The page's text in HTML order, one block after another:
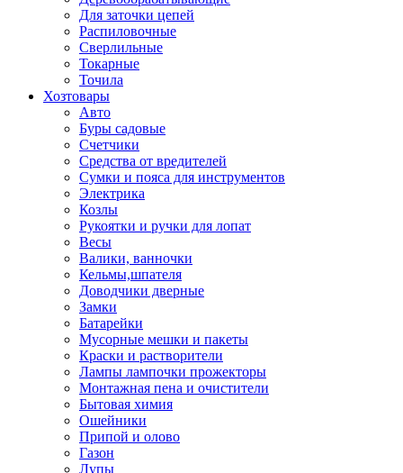
Для заточки цепей
Распиловочные
Сверлильные
Токарные
Точила
Хозтовары
Авто
Буры садовые
Счетчики
Средства от вредителей
Сумки и пояса для инструментов
Электрика
Козлы
Рукоятки и ручки для лопат
Весы
Валики, ванночки
Кельмы,шпателя
Доводчики дверные
Замки
Батарейки
Мусорные мешки и пакеты
Краски и растворители
Лампы лампочки прожекторы
Монтажная пена и очистители
Бытовая химия
Ошейники
Припой и олово
Газон
Лупы